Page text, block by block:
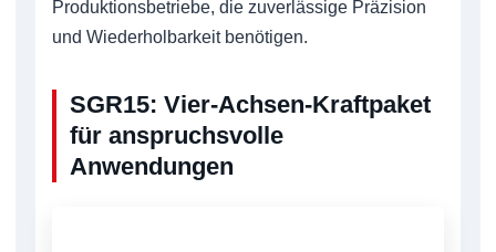
Produktionsbetriebe, die zuverlässige Präzision
und Wiederholbarkeit benötigen.
SGR15: Vier-Achsen-Kraftpaket
für anspruchsvolle
Anwendungen